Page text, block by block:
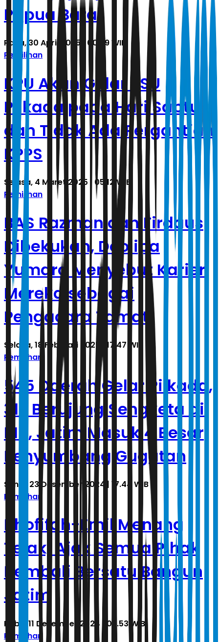
Papua Barat
Rabu, 30 April 2025 | 00.59 WIB
Pemilihan
KPU Akan Gelar PSU
Pilkada pada Hari Sabtu
dan Tidak Ada Pergantian
KPPS
Selasa, 4 Maret 2025 | 05.12 WIB
Pemilihan
BAS Razman dan Firdaus
Dibekukan, Deolipa
Yumara Menyebut Karier
Mereka sebagai
Pengacara Tamat!
Selasa, 18 Februari 2025 | 17.47 WIB
Pemilihan
545 Daerah Gelar Pilkada,
313 Berujung Sengketa di
MK, Jatim Masuk 4 Besar
Penyumbang Gugatan
Senin, 23 Desember 2024 | 17.44 WIB
Pemilihan
Khofifah-Emil Menang
Telak, Ajak Semua Pihak
Kembali Bersatu Bangun
Jatim
Rabu, 11 Desember 2024 | 02.53 WIB
Pemilihan